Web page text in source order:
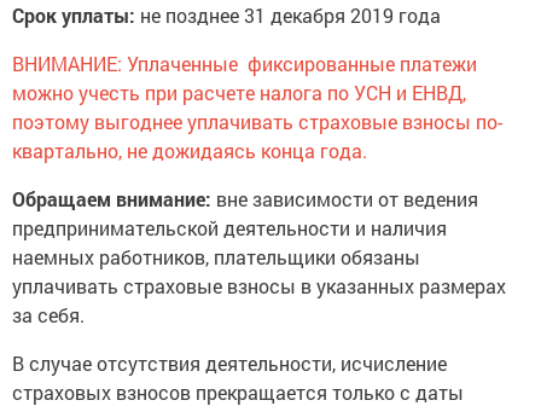
Срок уплаты: не позднее 31 декабря 2019 года
ВНИМАНИЕ: Уплаченные фиксированные платежи
можно учесть при расчете налога по УСН и ЕНВД,
поэтому выгоднее уплачивать страховые взносы по-
квартально, не дожидаясь конца года.
Обращаем внимание: вне зависимости от ведения
предпринимательской деятельности и наличия
наемных работников, плательщики обязаны
уплачивать страховые взносы в указанных размерах
за себя.
В случае отсутствия деятельности, исчисление
страховых взносов прекращается только с даты